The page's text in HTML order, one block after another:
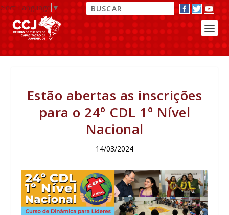
Language▼
Estão abertas as inscrições
para o 24º CDL 1º Nível
Nacional
14/03/2024